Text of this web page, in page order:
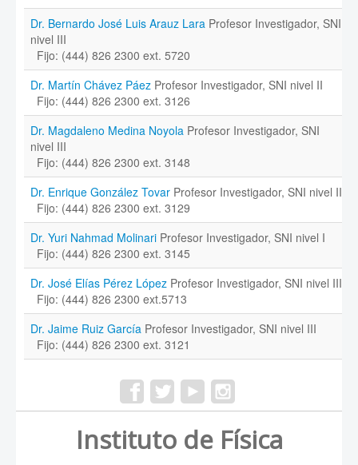
Dr. Bernardo José Luis Arauz Lara Profesor Investigador, SNI
nivel III
Fijo: (444) 826 2300 ext. 5720
Dr. Martín Chávez Páez Profesor Investigador, SNI nivel II
Fijo: (444) 826 2300 ext. 3126
Dr. Magdaleno Medina Noyola Profesor Investigador, SNI
nivel III
Fijo: (444) 826 2300 ext. 3148
Dr. Enrique González Tovar Profesor Investigador, SNI nivel II
Fijo: (444) 826 2300 ext. 3129
Dr. Yuri Nahmad Molinari Profesor Investigador, SNI nivel I
Fijo: (444) 826 2300 ext. 3145
Dr. José Elías Pérez López Profesor Investigador, SNI nivel III
Fijo: (444) 826 2300 ext.5713
Dr. Jaime Ruiz García Profesor Investigador, SNI nivel III
Fijo: (444) 826 2300 ext. 3121
Instituto de Física